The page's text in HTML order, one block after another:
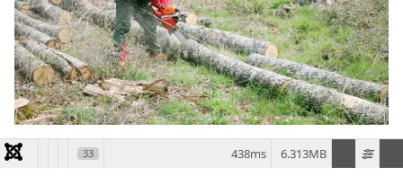
33 6.313MB
438ms